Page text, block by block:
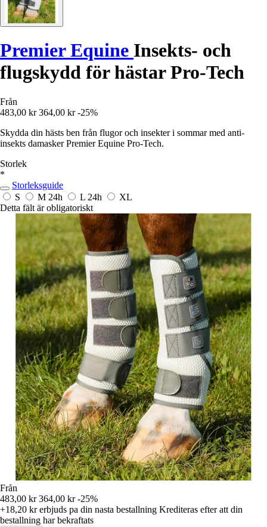
Premier Equine Insekts- och
flugskydd för hästar Pro-Tech
Från
483,00 kr 364,00 kr -25%
Skydda din hästs ben från flugor och insekter i sommar med anti-
insekts damasker Premier Equine Pro-Tech.
Storlek
*
Storleksguide
S
M 24h L 24h
XL
Detta fält är obligatoriskt
Från
483,00 kr 364,00 kr -25%
+18,20 krerbjuds pa din nasta bestallning Krediteras efter att din
bestallning har bekraftats